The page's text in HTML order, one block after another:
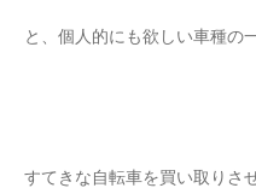
と、個人的にも欲しい車種の
すてきな自転車を買い取りさ